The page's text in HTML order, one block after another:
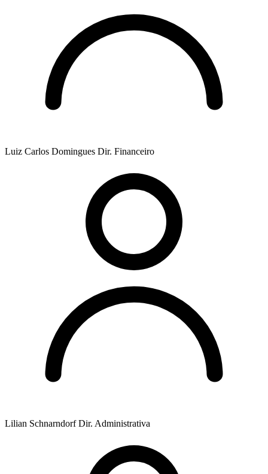
Luiz Carlos Domingues Dir. Financeiro
Lilian Schnarndorf Dir. Administrativa